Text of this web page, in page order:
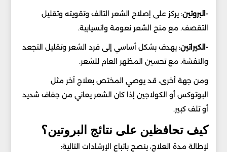
-البروتين: يركز على إصلاح الشعر التالف وتقويته وتقليل
التقصف. مع منح الشعر نعومة وانسيابية.
-الكيراتين: يهدف بشكل أساسي إلى فرد الشعر وتقليل التجعد
والنفشة. مع تحسين المظهر العام للشعر.
ومن جهة أخرى، قد يوصي المختص بعلاج آخر مثل
البوتوكس أو الكولاجين إذا كان الشعر يعاني من جفاف شديد
أو تلف كبير.
كيف تحافظين على نتائج البروتين؟
لإطالة مدة العلاج، ينصح باتباع الإرشادات التالية: